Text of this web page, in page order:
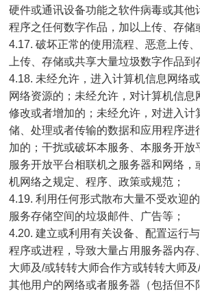
硬件或通讯设备功能之软件病毒或其他
程序之任何数字作品，加以上传、存储
4.17. 破坏正常的使用流程、恶意上传
上传、存储或共享大量垃圾数字作品到
4.18. 未经允许，进入计算机信息网络
网络资源的；未经允许，对计算机信息
修改或者增加的；未经允许，对进入计
储、处理或者传输的数据和应用程序进
加的；干扰或破坏本服务、本服务开放
服务开放平台相联机之服务器和网络，
机网络之规定、程序、政策或规范；
4.19. 利用任何形式散布大量不受欢迎
服务存储空间的垃圾邮件、广告等；
4.20. 建立或利用有关设备、配置运行
程序或进程，导致大量占用服务器内
大师及/或转转大师合作方或转转大师
其他用户的网络或者服务器（包括但不